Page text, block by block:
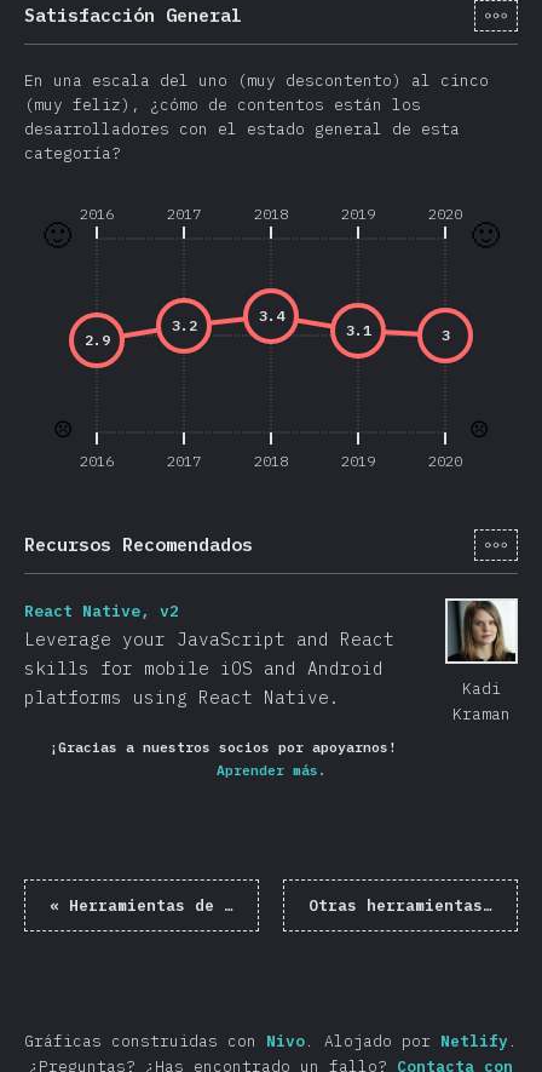
Satisfacción General [es-
En una escala del uno (muy descontento) al cinco
(muy feliz), ¿cómo de contentos están los
desarrolladores con el estado general de esta
categoría?
2016 2017 2018 2019 2020
☹️
🙂
2016 2017 2018 2019 2020
☹️
🙂
3
3.1
3.4
3.2
2.9
Recursos Recomendados [es-
Kadi
Kraman
React Native, v2
Leverage your JavaScript and React
skills for mobile iOS and Android
platforms using React Native.
¡Gracias a nuestros socios por apoyarnos!
Aprender más.
« Herramientas de Construcción Otras herramientas
»
Gráficas construidas con Nivo. Alojado por Netlify.
¿Preguntas? ¿Has encontrado un fallo? Contacta con